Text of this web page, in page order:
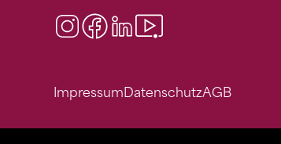
Instagram
Facebook
LinkedIn
ImpressumDatenschutzAGB